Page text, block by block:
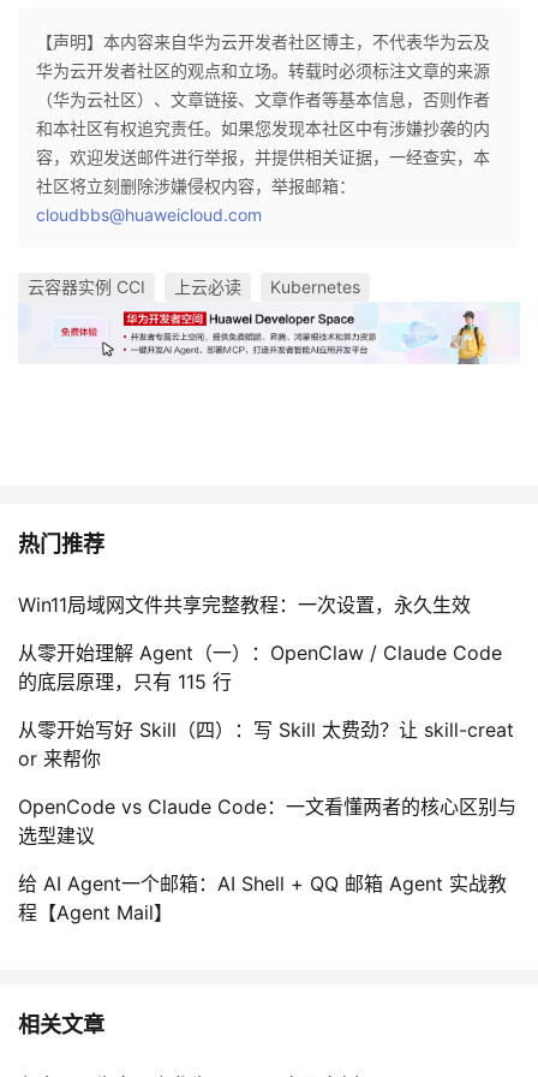
【声明】本内容来自华为云开发者社区博主，不代表华为云及
华为云开发者社区的观点和立场。转载时必须标注文章的来源
（华为云社区）、文章链接、文章作者等基本信息，否则作者
和本社区有权追究责任。如果您发现本社区中有涉嫌抄袭的内
容，欢迎发送邮件进行举报，并提供相关证据，一经查实，本
社区将立刻删除涉嫌侵权内容，举报邮箱：
cloudbbs@huaweicloud.com
云容器实例 CCI 上云必读 Kubernetes
热门推荐
Win11局域网文件共享完整教程：一次设置，永久生效
从零开始理解 Agent（一）：OpenClaw / Claude Code
的底层原理，只有 115 行
从零开始写好 Skill（四）：写 Skill 太费劲？让 skill-creat
or 来帮你
OpenCode vs Claude Code：一文看懂两者的核心区别与
选型建议
给 AI Agent一个邮箱：AI Shell + QQ 邮箱 Agent 实战教
程【Agent Mail】
相关文章